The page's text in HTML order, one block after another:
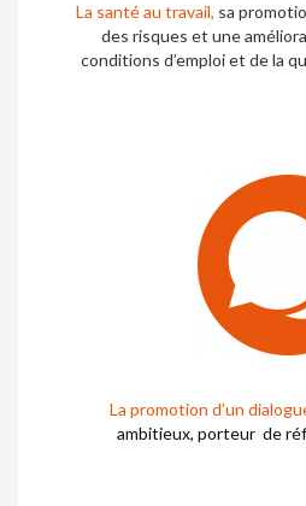
La santé au travail, sa
des risques et une
conditions d’emploi et de la
La promotion d’un
ambitieux, porteur de